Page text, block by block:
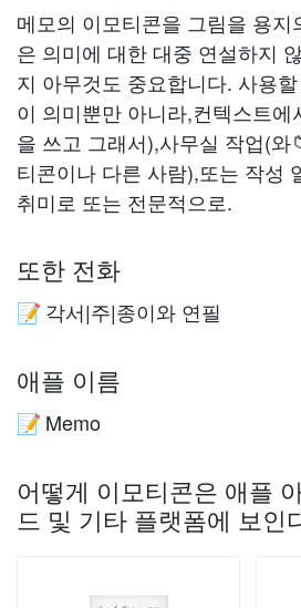
메모의 이모티콘을 그림을 용
은 의미에 대한 대중 연설하지
지 아무것도 중요합니다. 사용
이 의미뿐만 아니라,컨텍스트에
을 쓰고 그래서),사무실 작업(와
티콘이나 다른 사람),또는 작성
취미로 또는 전문적으로.
또한 전화
📝 각서|주|종이와 연필
애플 이름
📝 Memo
어떻게 이모티콘은 애플
드 및 기타 플랫폼에 보인